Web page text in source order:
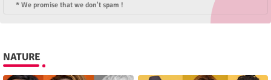
* We promise that we don't spam !
NATURE